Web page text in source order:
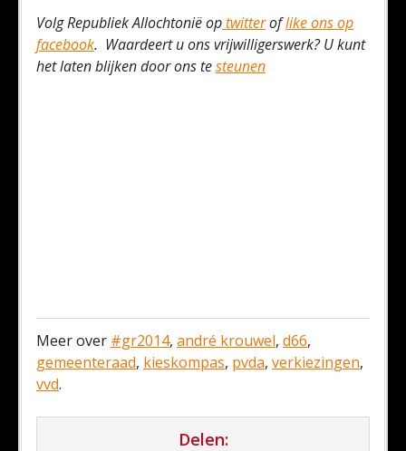
Volg Republiek Allochtonië optwitteroflike ons op
facebook. Waardeert u ons vrijwilligerswerk? U kunt
het laten blijken door ons testeunen
Meer over #gr2014, andré krouwel, d66,
gemeenteraad, kieskompas, pvda, verkiezingen,
vvd.
Delen: